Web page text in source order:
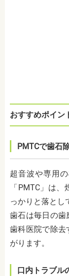
おすすめポイン
PMTCで歯石
超音波や専用
「PMTC」は
っかりと落とし
歯石は毎日の歯
歯科医院で除去
がります。
口内トラブル